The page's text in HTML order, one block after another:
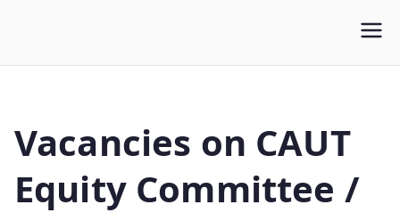
WLUFA
Vacancies on CAUT
Equity Committee /